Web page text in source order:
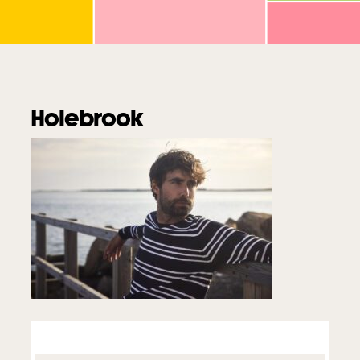
Holebrook